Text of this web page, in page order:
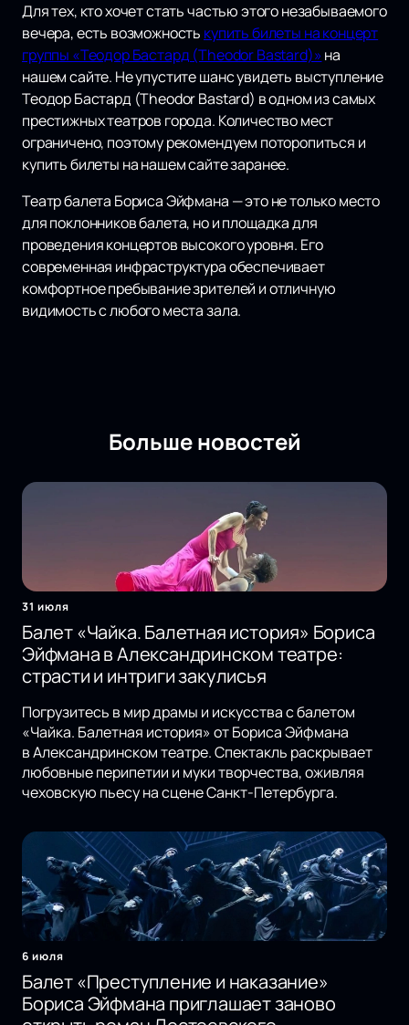
Для тех, кто хочет стать частью этого незабываемого
вечера, есть возможность купить билеты на концерт
группы «Теодор Бастард (Theodor Bastard)» на
нашем сайте. Не упустите шанс увидеть выступление
Теодор Бастард (Theodor Bastard) в одном из самых
престижных театров города. Количество мест
ограничено, поэтому рекомендуем поторопиться и
купить билеты на нашем сайте заранее.
Театр балета Бориса Эйфмана — это не только место
для поклонников балета, но и площадка для
проведения концертов высокого уровня. Его
современная инфраструктура обеспечивает
комфортное пребывание зрителей и отличную
видимость с любого места зала.
Больше новостей
31 июля
Балет «Чайка. Балетная история» Бориса
Эйфмана в Александринском театре:
страсти и интриги закулисья
Погрузитесь в мир драмы и искусства с балетом
«Чайка. Балетная история» от Бориса Эйфмана
в Александринском театре. Спектакль раскрывает
любовные перипетии и муки творчества, оживляя
чеховскую пьесу на сцене Санкт-Петербурга.
6 июля
Балет «Преступление и наказание»
Бориса Эйфмана приглашает заново